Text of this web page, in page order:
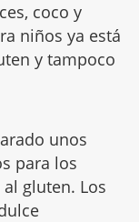
coco y
niños ya está
y tampoco
unos
para los
gluten. Los